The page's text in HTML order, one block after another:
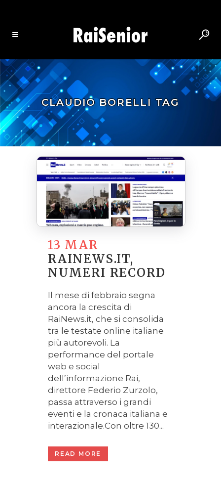
CLAUDIO BORELLI TAG
13 MAR
RAINEWS.IT,
NUMERI RECORD
Il mese di febbraio segna
ancora la crescita di
RaiNews.it, che si consolida
tra le testate online italiane
più autorevoli. La
performance del portale
web e social
dell’informazione Rai,
direttore Federio Zurzolo,
passa attraverso i grandi
eventi e la cronaca italiana e
interazionale.Con oltre 130...
READ MORE